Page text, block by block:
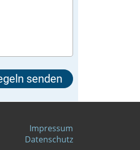
Impressum
Datenschutz